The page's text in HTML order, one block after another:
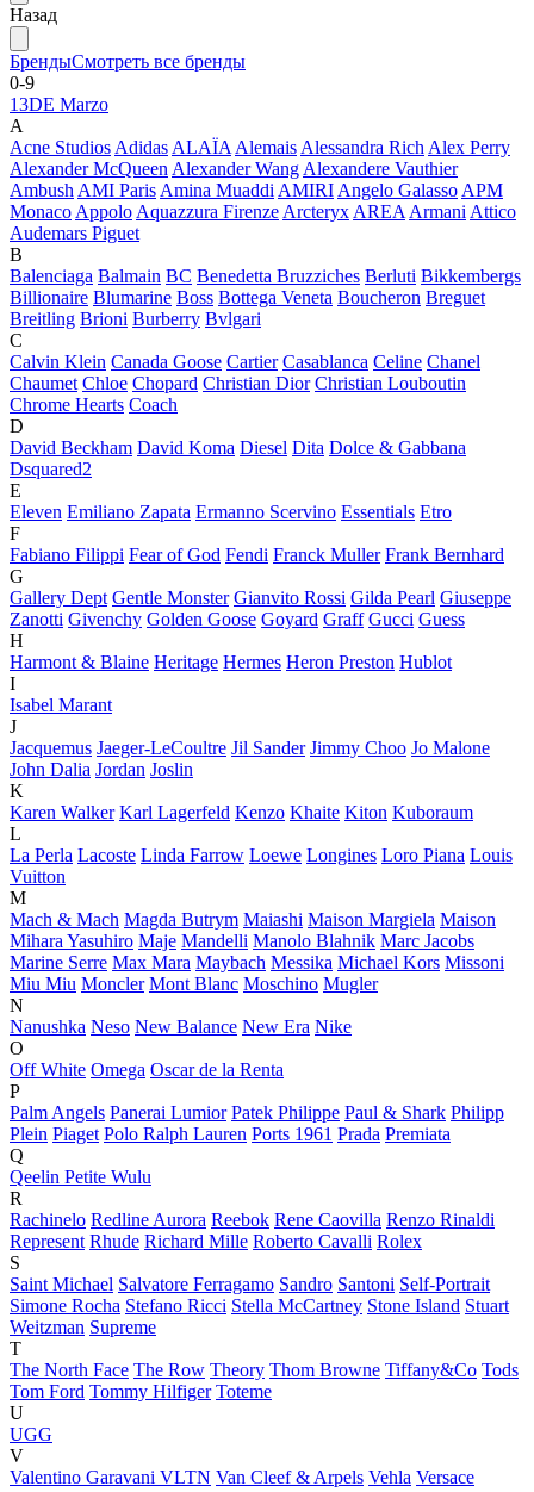
Назад
БрендыСмотреть все бренды
0-9
13DE Marzo
A
Acne StudiosAdidasALAÏAAlemaisAlessandra RichAlex Perry
Alexander McQueenAlexander WangAlexandere Vauthier
AmbushAMI ParisAmina MuaddiAMIRIAngelo GalassoAPM
MonacoAppoloAquazzura FirenzeArcteryxAREAArmaniAttico
Audemars Piguet
B
Balenciaga Balmain BC Benedetta Bruzziches Berluti Bikkembergs
Billionaire Blumarine Boss Bottega Veneta Boucheron Breguet
Breitling Brioni Burberry Bvlgari
C
Calvin Klein Canada Goose Cartier Casablanca Celine Chanel
Chaumet Chloe Chopard Christian Dior Christian Louboutin
Chrome Hearts Coach
D
David Beckham David Koma Diesel Dita Dolce & Gabbana
Dsquared2
E
Eleven Emiliano Zapata Ermanno Scervino Essentials Etro
F
Fabiano Filippi Fear of God Fendi Franck Muller Frank Bernhard
G
Gallery Dept Gentle Monster Gianvito Rossi Gilda Pearl Giuseppe
Zanotti Givenchy Golden Goose Goyard Graff Gucci Guess
H
Harmont & Blaine Heritage Hermes Heron Preston Hublot
I
Isabel Marant
J
Jacquemus Jaeger-LeCoultre Jil Sander Jimmy Choo Jo Malone
John Dalia Jordan Joslin
K
Karen Walker Karl Lagerfeld Kenzo Khaite Kiton Kuboraum
L
La Perla Lacoste Linda Farrow Loewe Longines Loro Piana Louis
Vuitton
M
Mach & Mach Magda Butrym Maiashi Maison Margiela Maison
Mihara Yasuhiro Maje Mandelli Manolo Blahnik Marc Jacobs
Marine Serre Max Mara Maybach Messika Michael Kors Missoni
Miu Miu Moncler Mont Blanc Moschino Mugler
N
Nanushka Neso New Balance New Era Nike
O
Off White Omega Oscar de la Renta
P
Palm Angels Panerai Lumior Patek Philippe Paul & Shark Philipp
Plein Piaget Polo Ralph Lauren Ports 1961 Prada Premiata
Q
Qeelin Petite Wulu
R
Rachinelo Redline Aurora Reebok Rene Caovilla Renzo Rinaldi
Represent Rhude Richard Mille Roberto Cavalli Rolex
S
Saint Michael Salvatore Ferragamo Sandro Santoni Self-Portrait
Simone Rocha Stefano Ricci Stella McCartney Stone Island Stuart
Weitzman Supreme
T
The North Face The Row Theory Thom Browne Tiffany&Co Tods
Tom Ford Tommy Hilfiger Toteme
U
UGG
V
Valentino Garavani VLTN Van Cleef & Arpels Vehla Versace